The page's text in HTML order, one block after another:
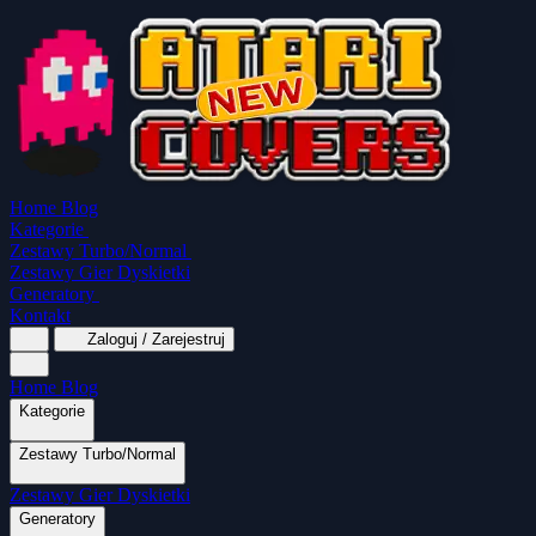
Home Blog
Kategorie
Zestawy Turbo/Normal
Zestawy Gier Dyskietki
Generatory
Kontakt
Zaloguj / Zarejestruj
Home Blog
Kategorie
Wszystkie kategorie
Zestawy Turbo/Normal
MapaSoft Turbo ROM SparkTurbo 2000
Mina Grubcio Normal
Zestawy Gier Dyskietki
Generatory